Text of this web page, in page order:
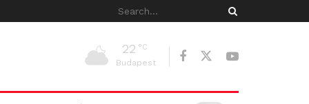
22 °C
Budapest